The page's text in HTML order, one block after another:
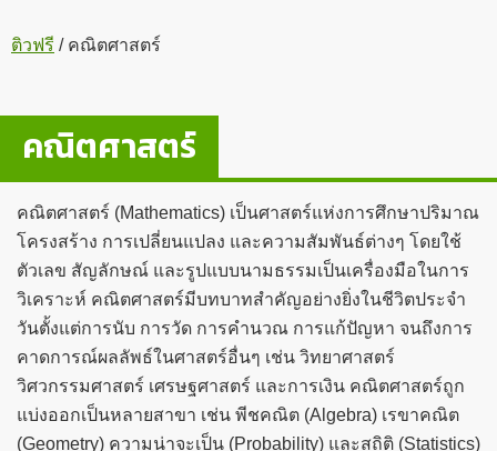
ติวฟรี /คณิตศาสตร์
คณิตศาสตร์
คณิตศาสตร์ (Mathematics) เป็นศาสตร์แห่งการศึกษาปริมาณ
โครงสร้าง การเปลี่ยนแปลง และความสัมพันธ์ต่างๆ โดยใช้
ตัวเลข สัญลักษณ์ และรูปแบบนามธรรมเป็นเครื่องมือในการ
วิเคราะห์ คณิตศาสตร์มีบทบาทสำคัญอย่างยิ่งในชีวิตประจำ
วันตั้งแต่การนับ การวัด การคำนวณ การแก้ปัญหา จนถึงการ
คาดการณ์ผลลัพธ์ในศาสตร์อื่นๆ เช่น วิทยาศาสตร์
วิศวกรรมศาสตร์ เศรษฐศาสตร์ และการเงิน คณิตศาสตร์ถูก
แบ่งออกเป็นหลายสาขา เช่น พีชคณิต (Algebra) เรขาคณิต
(Geometry) ความน่าจะเป็น (Probability) และสถิติ (Statistics)